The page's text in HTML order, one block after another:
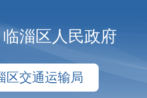
临淄区人民政府
区交通运输局